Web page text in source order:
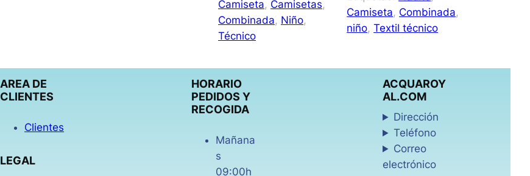
Camiseta, Camisetas
Combinada, Niño
Técnico
Camiseta, Combinada
niño, Textil técnico
AREA DE
CLIENTES
Clientes
LEGAL
HORARIO
PEDIDOS Y
RECOGIDA
Mañana
s
09:00h
ACQUAROY
AL.COM
Dirección
Teléfono
Correo
electrónico